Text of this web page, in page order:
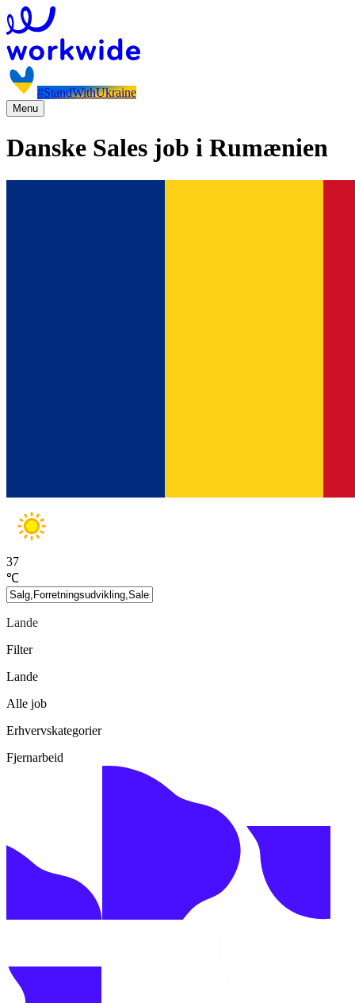
#StandWithUkraine
Menu
Danske Sales job i Rumænien
37
℃
Lande
Filter
Lande
Alle job
Erhvervskategorier
Fjernarbeid